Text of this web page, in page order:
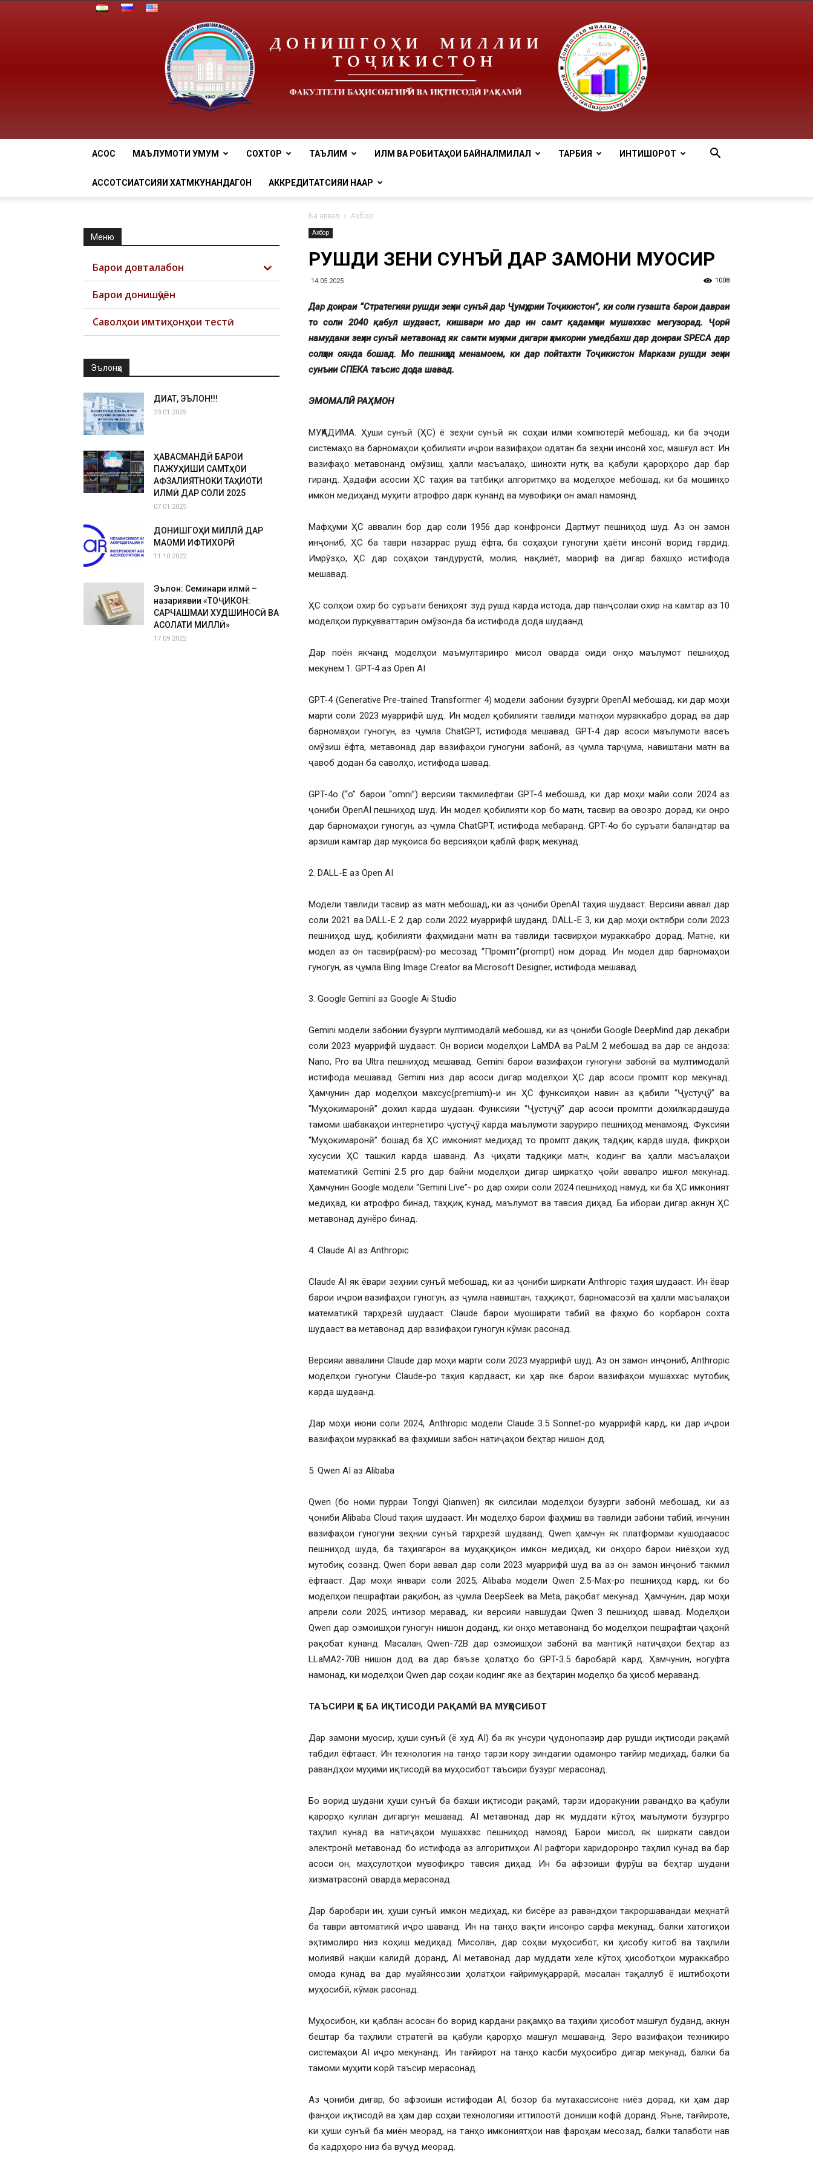
АСОСӢ МАЪЛУМОТИ УМУМӢ СОХТОР ТАЪЛИМ ИЛМ ВА РОБИТАҲОИ БАЙНАЛМИЛАЛӢ ТАРБИЯ ИНТИШОРОТ
АССОТСИАТСИЯИ ХАТМКУНАНДАГОН АККРЕДИТАТСИЯИ НААР
Ба аввал Ахбор
Ахбор
РУШДИ ЗЕҲНИ СУНЪӢ ДАР ЗАМОНИ МУОСИР
14.05.2025 1008
Дар доираи “Стратегияи рушди зеҳни сунъӣ дар Ҷумҳурии Тоҷикистон”, ки соли гузашта барои давраи
то соли 2040 қабул шудааст, кишвари мо дар ин самт қадамҳои мушаххас мегузорад. Ҷорӣ
намудани зеҳни сунъӣ метавонад як самти муҳими дигари ҳамкории умедбахш дар доираи SPECA дар
солҳои оянда бошад. Мо пешниҳод менамоем, ки дар пойтахти Тоҷикистон Маркази рушди зеҳни
сунъии СПЕКА таъсис дода шавад.
ЭМОМАЛӢ РАҲМОН
МУҚАДИМА. Ҳуши сунъӣ (ҲС) ё зеҳни сунъӣ як соҳаи илми компютерӣ мебошад, ки ба эҷоди
системаҳо ва барномаҳои қобилияти иҷрои вазифаҳои одатан ба зеҳни инсонӣ хос, машғул аст. Ин
вазифаҳо метавонанд омӯзиш, ҳалли масъалаҳо, шинохти нутқ ва қабули қарорҳоро дар бар
гиранд. Ҳадафи асосии ҲС таҳия ва татбиқи алгоритмҳо ва моделҳое мебошад, ки ба мошинҳо
имкон медиҳанд муҳити атрофро дарк кунанд ва мувофиқи он амал намоянд.
Мафҳуми ҲС аввалин бор дар соли 1956 дар конфронси Дартмут пешниҳод шуд. Аз он замон
инҷониб, ҲС ба таври назаррас рушд ёфта, ба соҳаҳои гуногуни ҳаёти инсонӣ ворид гардид.
Имрӯзҳо, ҲС дар соҳаҳои тандурустӣ, молия, нақлиёт, маориф ва дигар бахшҳо истифода
мешавад.
ҲС солҳои охир бо суръати бениҳоят зуд рушд карда истода, дар панҷсолаи охир на камтар аз 10
моделҳои пурқувваттарин омӯзонда ба истифода дода шудаанд.
Дар поён якчанд моделҳои маъмултаринро мисол оварда оиди онҳо маълумот пешниҳод
мекунем:1. GPT-4 аз Open AI
GPT-4 (Generative Pre-trained Transformer 4) модели забонии бузурги OpenAI мебошад, ки дар моҳи
марти соли 2023 муаррифӣ шуд. Ин модел қобилияти тавлиди матнҳои мураккабро дорад ва дар
барномаҳои гуногун, аз ҷумла ChatGPT, истифода мешавад. GPT-4 дар асоси маълумоти васеъ
омӯзиш ёфта, метавонад дар вазифаҳои гуногуни забонӣ, аз ҷумла тарҷума, навиштани матн ва
ҷавоб додан ба саволҳо, истифода шавад.
GPT-4o (“o” барои “omni”) версияи такмилёфтаи GPT-4 мебошад, ки дар моҳи майи соли 2024 аз
ҷониби OpenAI пешниҳод шуд. Ин модел қобилияти кор бо матн, тасвир ва овозро дорад, ки онро
дар барномаҳои гуногун, аз ҷумла ChatGPT, истифода мебаранд. GPT-4o бо суръати баландтар ва
арзиши камтар дар муқоиса бо версияҳои қаблӣ фарқ мекунад.
2. DALL-E аз Open AI
Модели тавлиди тасвир аз матн мебошад, ки аз ҷониби OpenAI таҳия шудааст. Версияи аввал дар
соли 2021 ва DALL-E 2 дар соли 2022 муаррифӣ шуданд. DALL-E 3, ки дар моҳи октябри соли 2023
пешниҳод шуд, қобилияти фаҳмидани матн ва тавлиди тасвирҳои мураккабро дорад. Матне, ки
модел аз он тасвир(расм)-ро месозад “Промпт”(prompt) ном дорад. Ин модел дар барномаҳои
гуногун, аз ҷумла Bing Image Creator ва Microsoft Designer, истифода мешавад.
3. Google Gemini аз Google Ai Studio
Gemini модели забонии бузурги мултимодалӣ мебошад, ки аз ҷониби Google DeepMind дар декабри
соли 2023 муаррифӣ шудааст. Он вориси моделҳои LaMDA ва PaLM 2 мебошад ва дар се андоза:
Nano, Pro ва Ultra пешниҳод мешавад. Gemini барои вазифаҳои гуногуни забонӣ ва мултимодалӣ
истифода мешавад. Gemini низ дар асоси дигар моделҳои ҲС дар асоси промпт кор мекунад.
Ҳамчунин дар моделҳои махсус(premium)-и ин ҲС функсияҳои навин аз қабили “Ҷустуҷӯ” ва
“Муҳокимаронӣ” дохил карда шудаан. Функсияи “Ҷустуҷӯ” дар асоси промпти дохилкардашуда
тамоми шабакаҳои интернетиро ҷустуҷӯ карда маълумоти заруриро пешниҳод менамояд. Фуксияи
“Муҳокимаронӣ” бошад ба ҲС имконият медиҳад то промпт дақиқ тадқиқ карда шуда, фикрҳои
хусусии ҲС ташкил карда шаванд. Аз ҷиҳати тадқиқи матн, кодинг ва ҳалли масъалаҳои
математикӣ Gemini 2.5 pro дар байни моделҳои дигар ширкатҳо ҷойи аввалро ишғол мекунад.
Ҳамчунин Google модели “Gemini Live”- ро дар охири соли 2024 пешниҳод намуд, ки ба ҲС имконият
медиҳад, ки атрофро бинад, таҳқиқ кунад, маълумот ва тавсия диҳад. Ба ибораи дигар акнун ҲС
метавонад дунёро бинад.
4. Claude AI аз Anthropic
Claude AI як ёвари зеҳнии сунъӣ мебошад, ки аз ҷониби ширкати Anthropic таҳия шудааст. Ин ёвар
барои иҷрои вазифаҳои гуногун, аз ҷумла навиштан, таҳқиқот, барномасозӣ ва ҳалли масъалаҳои
математикӣ тарҳрезӣ шудааст. Claude барои муоширати табиӣ ва фаҳмо бо корбарон сохта
шудааст ва метавонад дар вазифаҳои гуногун кӯмак расонад.
Версияи аввалини Claude дар моҳи марти соли 2023 муаррифӣ шуд. Аз он замон инҷониб, Anthropic
моделҳои гуногуни Claude-ро таҳия кардааст, ки ҳар яке барои вазифаҳои мушаххас мутобиқ
карда шудаанд.
Дар моҳи июни соли 2024, Anthropic модели Claude 3.5 Sonnet-ро муаррифӣ кард, ки дар иҷрои
вазифаҳои мураккаб ва фаҳмиши забон натиҷаҳои беҳтар нишон дод.
5. Qwen AI аз Alibaba
Qwen (бо номи пурраи Tongyi Qianwen) як силсилаи моделҳои бузурги забонӣ мебошад, ки аз
ҷониби Alibaba Cloud таҳия шудааст. Ин моделҳо барои фаҳмиш ва тавлиди забони табиӣ, инчунин
вазифаҳои гуногуни зеҳнии сунъӣ тарҳрезӣ шудаанд. Qwen ҳамчун як платформаи кушодаасос
пешниҳод шуда, ба таҳиягарон ва муҳаққиқон имкон медиҳад, ки онҳоро барои ниёзҳои худ
мутобиқ созанд. Qwen бори аввал дар соли 2023 муаррифӣ шуд ва аз он замон инҷониб такмил
ёфтааст. Дар моҳи январи соли 2025, Alibaba модели Qwen 2.5-Max-ро пешниҳод кард, ки бо
моделҳои пешрафтаи рақибон, аз ҷумла DeepSeek ва Meta, рақобат мекунад. Ҳамчунин, дар моҳи
апрели соли 2025, интизор меравад, ки версияи навшудаи Qwen 3 пешниҳод шавад. Моделҳои
Qwen дар озмоишҳои гуногун нишон доданд, ки онҳо метавонанд бо моделҳои пешрафтаи ҷаҳонӣ
рақобат кунанд. Масалан, Qwen-72B дар озмоишҳои забонӣ ва мантиқӣ натиҷаҳои беҳтар аз
LLaMA2-70B нишон дод ва дар баъзе ҳолатҳо бо GPT-3.5 баробарӣ кард. Ҳамчунин, ногуфта
намонад, ки моделҳои Qwen дар соҳаи кодинг яке аз беҳтарин моделҳо ба ҳисоб мераванд.
ТАЪСИРИ ҲС БА ИҚТИСОДИ РАҚАМӢ ВА МУҲОСИБОТ
Дар замони муосир, ҳуши сунъӣ (ё худ AI) ба як унсури ҷудонопазир дар рушди иқтисоди рақамӣ
табдил ёфтааст. Ин технология на танҳо тарзи кору зиндагии одамонро тағйир медиҳад, балки ба
равандҳои муҳими иқтисодӣ ва муҳосибот таъсири бузург мерасонад.
Бо ворид шудани ҳуши сунъӣ ба бахши иқтисоди рақамӣ, тарзи идоракунии равандҳо ва қабули
қарорҳо куллан дигаргун мешавад. AI метавонад дар як муддати кӯтоҳ маълумоти бузургро
таҳлил кунад ва натиҷаҳои мушаххас пешниҳод намояд. Барои мисол, як ширкати савдои
электронӣ метавонад бо истифода аз алгоритмҳои AI рафтори харидоронро таҳлил кунад ва бар
асоси он, маҳсулотҳои мувофиқро тавсия диҳад. Ин ба афзоиши фурӯш ва беҳтар шудани
хизматрасонӣ оварда мерасонад.
Дар баробари ин, ҳуши сунъӣ имкон медиҳад, ки бисёре аз равандҳои такроршавандаи меҳнатӣ
ба таври автоматикӣ иҷро шаванд. Ин на танҳо вақти инсонро сарфа мекунад, балки хатогиҳои
эҳтимолиро низ коҳиш медиҳад. Мисолан, дар соҳаи муҳосибот, ки ҳисобу китоб ва таҳлили
молиявӣ нақши калидӣ доранд, AI метавонад дар муддати хеле кӯтоҳ ҳисоботҳои мураккабро
омода кунад ва дар муайянсозии ҳолатҳои ғайримуқаррарӣ, масалан тақаллуб ё иштибоҳоти
муҳосибӣ, кӯмак расонад.
Муҳосибон, ки қаблан асосан бо ворид кардани рақамҳо ва таҳияи ҳисобот машғул буданд, акнун
бештар ба таҳлили стратегӣ ва қабули қарорҳо машғул мешаванд. Зеро вазифаҳои техникиро
системаҳои AI иҷро мекунанд. Ин тағйирот на танҳо касби муҳосибро дигар мекунад, балки ба
тамоми муҳити корӣ таъсир мерасонад.
Аз ҷониби дигар, бо афзоиши истифодаи AI, бозор ба мутахассисоне ниёз дорад, ки ҳам дар
фанҳои иқтисодӣ ва ҳам дар соҳаи технологияи иттилоотӣ дониши кофӣ доранд. Яъне, тағйироте,
ки ҳуши сунъӣ ба миён меорад, на танҳо имкониятҳои нав фароҳам месозад, балки талаботи нав
ба кадрҳоро низ ба вуҷуд меорад.
Меню
Барои довталабон
Барои донишҷӯён
Саволҳои имтиҳонҳои тестӣ
Эълонҳо
ДИҚҚАТ, ЭЪЛОН!!!
23.01.2025
ҲАВАСМАНДӢ БАРОИ
ПАЖУҲИШИ САМТҲОИ
АФЗАЛИЯТНОКИ ТАҲҚИҚОТИ
ИЛМӢ ДАР СОЛИ 2025
07.01.2025
ДОНИШГОҲИ МИЛЛӢ ДАР
МАҚОМИ ИФТИХОРӢ
11.10.2022
Эълон: Семинари илмӣ –
назариявии «ТОҶИКОН:
САРЧАШМАИ ХУДШИНОСӢ ВА
АСОЛАТИ МИЛЛӢ»
17.09.2022